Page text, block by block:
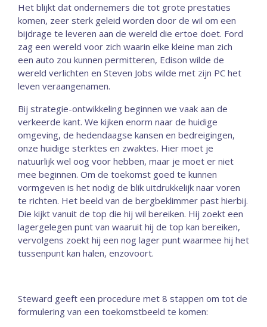
Het blijkt dat ondernemers die tot grote prestaties
komen, zeer sterk geleid worden door de wil om een
bijdrage te leveren aan de wereld die ertoe doet. Ford
zag een wereld voor zich waarin elke kleine man zich
een auto zou kunnen permitteren, Edison wilde de
wereld verlichten en Steven Jobs wilde met zijn PC het
leven veraangenamen.
Bij strategie-ontwikkeling beginnen we vaak aan de
verkeerde kant. We kijken enorm naar de huidige
omgeving, de hedendaagse kansen en bedreigingen,
onze huidige sterktes en zwaktes. Hier moet je
natuurlijk wel oog voor hebben, maar je moet er niet
mee beginnen. Om de toekomst goed te kunnen
vormgeven is het nodig de blik uitdrukkelijk naar voren
te richten. Het beeld van de bergbeklimmer past hierbij.
Die kijkt vanuit de top die hij wil bereiken. Hij zoekt een
lagergelegen punt van waaruit hij de top kan bereiken,
vervolgens zoekt hij een nog lager punt waarmee hij het
tussenpunt kan halen, enzovoort.
Steward geeft een procedure met 8 stappen om tot de
formulering van een toekomstbeeld te komen: